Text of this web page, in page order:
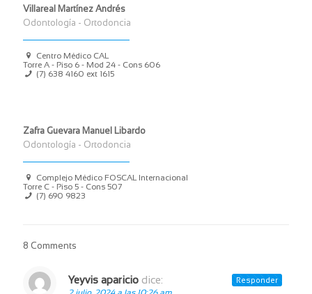
Villareal Martínez Andrés
Odontología - Ortodoncia
Centro Médico CAL
Torre A - Piso 6 - Mod 24 - Cons 606
(7) 638 4160 ext 1615
Zafra Guevara Manuel Libardo
Odontología - Ortodoncia
Complejo Médico FOSCAL Internacional
Torre C - Piso 5 - Cons 507
(7) 690 9823
8 Comments
Yeyvis aparicio dice: Responder